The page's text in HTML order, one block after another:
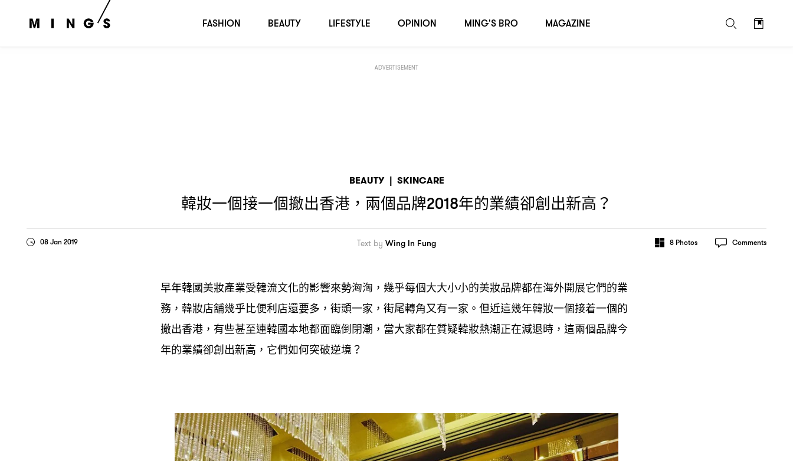
ADVERTISEMENT
BEAUTY | SKINCARE
韓妝一個接一個撤出香港 ， 兩個品牌2018年的業績卻創出新高 ？
08 Jan 2019 Text by Wing In Fung 8Photos Comments
早年韓國美妝產業受韓流文化的影響來勢洶洶 ， 幾乎每個大大小小的美妝品牌都在海外開展它們的業
務 ， 韓妝店舖幾乎比便利店還要多 ， 街頭一家 ， 街尾轉角又有一家。但近這幾年韓妝一個接着一個的
撤出香港 ， 有些甚至連韓國本地都面臨倒閉潮 ， 當大家都在質疑韓妝熱潮正在減退時 ， 這兩個品牌今
年的業績卻創出新高 ， 它們如何突破逆境？
FASHION BEAUTY LIFESTYLE OPINION MING'S BRO MAGAZINE
韓妝一個接一個撤出香港 ？